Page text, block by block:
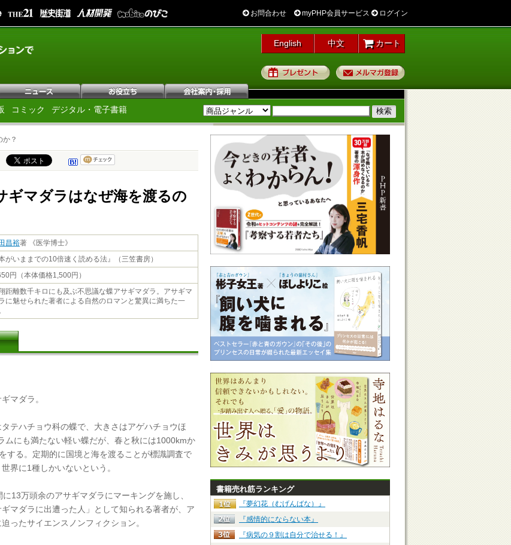
お問合わせ myPHP会員サービス ログイン
English 中文 カート
プレゼント
コミック デジタル・電子書籍
？
ギマダラはなぜ海を渡るの
昌裕著 《医学博士》
本がいままでの10倍速く読める法』（三笠書房）
円（本体価格1,500円）
距離数千キロにも及ぶ不思議な蝶アサギマダラ。アサギマ
に魅せられた著者による自然のロマンと驚異に満ちた一
マダラ。
テハチョウ科の蝶で、大きさはアゲハチョウほ
ムにも満たない軽い蝶だが、春と秋には1000kmか
する。定期的に国境と海を渡ることが標識調査で
界に1種しかいないという。
13万頭余のアサギマダラにマーキングを施し、
ギマダラに出遭った人」として知られる著者が、ア
ったサイエンスノンフィクション。
書籍売れ筋ランキング
『夢幻花（むげんばな）』
『感情的にならない本』
『病気の９割は自分で治せる！』